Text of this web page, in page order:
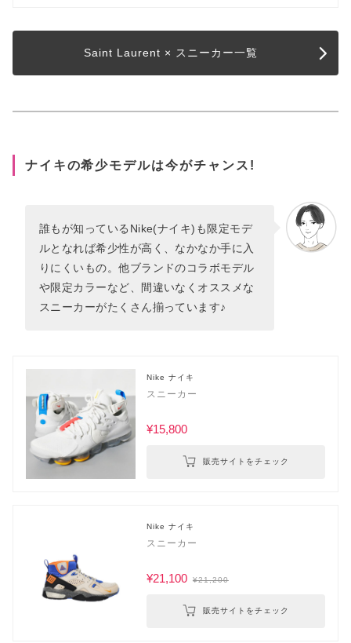
Saint Laurent × スニーカー一覧
ナイキの希少モデルは今がチャンス!
誰もが知っているNike(ナイキ)も限定モデ
ルとなれば希少性が高く、なかなか手に入
りにくいもの。他ブランドのコラボモデル
や限定カラーなど、間違いなくオススメな
スニーカーがたくさん揃っています♪
Nike ナイキ
スニーカー
¥15,800
販売サイトをチェック
Nike ナイキ
スニーカー
¥21,100 ¥21,200
販売サイトをチェック